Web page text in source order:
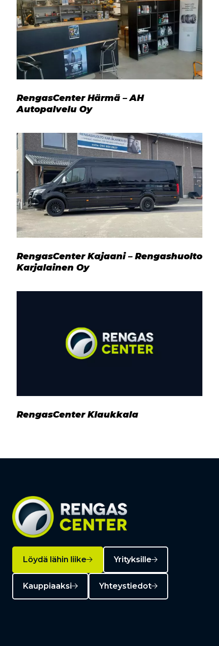
RengasCenter Härmä – AH
Autopalvelu Oy
RengasCenter Kajaani – Rengashuolto
Karjalainen Oy
RengasCenter Klaukkala
Löydä lähin liike Yrityksille
Kauppiaaksi Yhteystiedot